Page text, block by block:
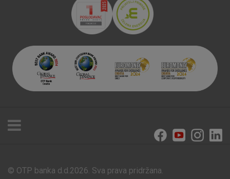
Poslovnice i bankomati
© OTP banka d.d.2026. Sva prava pridržana.